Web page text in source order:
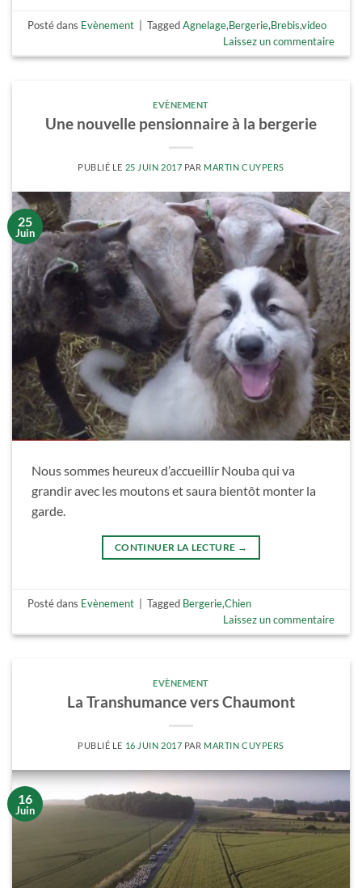
Posté dans Evènement | TaggedAgnelage,Bergerie,Brebis,video
Laissez un commentaire
EVÈNEMENT
Une nouvelle pensionnaire à la bergerie
PUBLIÉ LE 25 JUIN 2017 PAR MARTIN CUYPERS
25
Juin
Nous sommes heureux d’accueillir Nouba qui va
grandir avec les moutons et saura bientôt monter la
garde.
CONTINUER LA LECTURE →
Posté dans Evènement Tagged Bergerie,Chien
Laissez un commentaire
EVÈNEMENT
La Transhumance vers Chaumont
PUBLIÉ LE 16 JUIN 2017 PAR MARTIN CUYPERS
16
Juin